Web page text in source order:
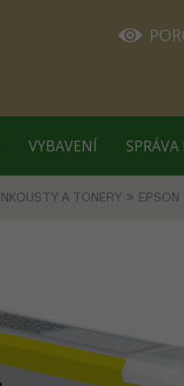
VYBAVENÍ SPRÁVA
INKOUSTY A TONERY EPSON